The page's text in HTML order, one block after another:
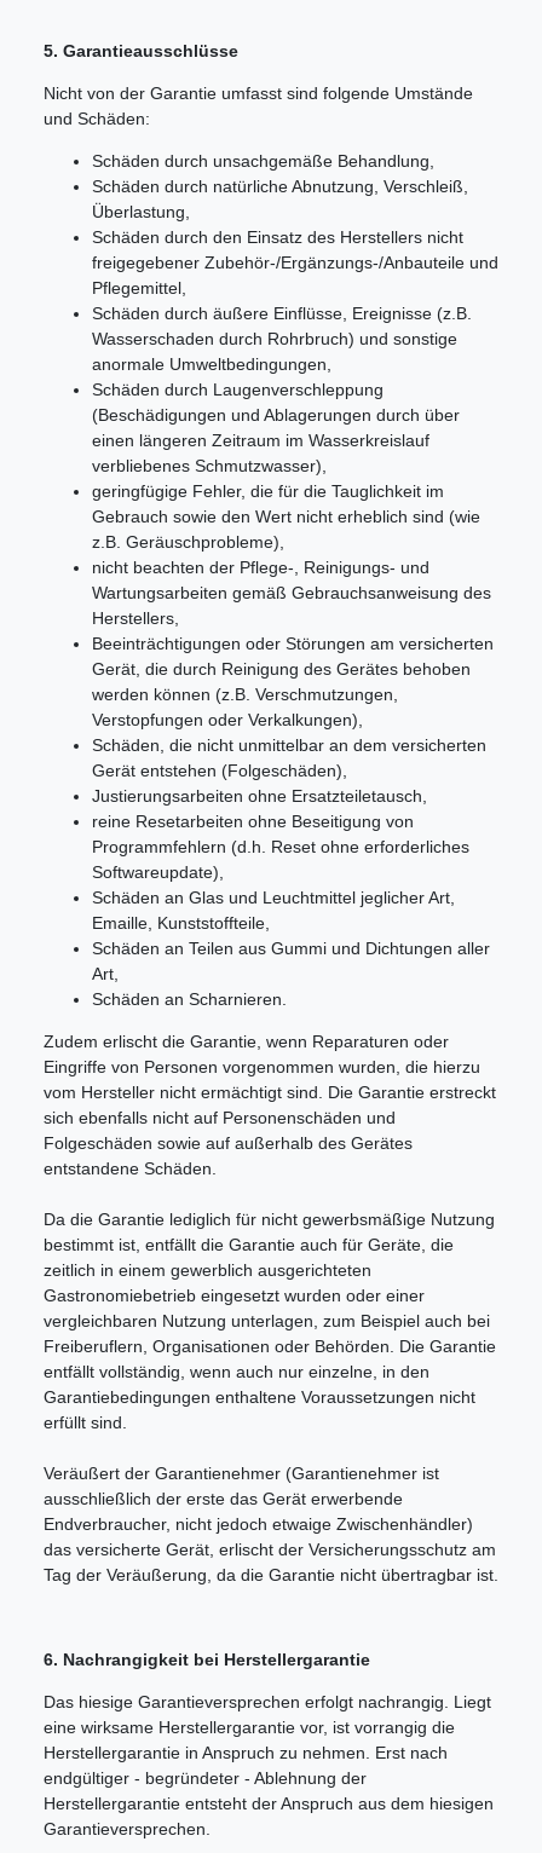
5. Garantieausschlüsse
Nicht von der Garantie umfasst sind folgende Umstände
und Schäden:
Schäden durch unsachgemäße Behandlung,
Schäden durch natürliche Abnutzung, Verschleiß,
Überlastung,
Schäden durch den Einsatz des Herstellers nicht
freigegebener Zubehör-/Ergänzungs-/Anbauteile und
Pflegemittel,
Schäden durch äußere Einflüsse, Ereignisse (z.B.
Wasserschaden durch Rohrbruch) und sonstige
anormale Umweltbedingungen,
Schäden durch Laugenverschleppung
(Beschädigungen und Ablagerungen durch über
einen längeren Zeitraum im Wasserkreislauf
verbliebenes Schmutzwasser),
geringfügige Fehler, die für die Tauglichkeit im
Gebrauch sowie den Wert nicht erheblich sind (wie
z.B. Geräuschprobleme),
nicht beachten der Pflege-, Reinigungs- und
Wartungsarbeiten gemäß Gebrauchsanweisung des
Herstellers,
Beeinträchtigungen oder Störungen am versicherten
Gerät, die durch Reinigung des Gerätes behoben
werden können (z.B. Verschmutzungen,
Verstopfungen oder Verkalkungen),
Schäden, die nicht unmittelbar an dem versicherten
Gerät entstehen (Folgeschäden),
Justierungsarbeiten ohne Ersatzteiletausch,
reine Resetarbeiten ohne Beseitigung von
Programmfehlern (d.h. Reset ohne erforderliches
Softwareupdate),
Schäden an Glas und Leuchtmittel jeglicher Art,
Emaille, Kunststoffteile,
Schäden an Teilen aus Gummi und Dichtungen aller
Art,
Schäden an Scharnieren.
Zudem erlischt die Garantie, wenn Reparaturen oder
Eingriffe von Personen vorgenommen wurden, die hierzu
vom Hersteller nicht ermächtigt sind. Die Garantie erstreckt
sich ebenfalls nicht auf Personenschäden und
Folgeschäden sowie auf außerhalb des Gerätes
entstandene Schäden.
Da die Garantie lediglich für nicht gewerbsmäßige Nutzung
bestimmt ist, entfällt die Garantie auch für Geräte, die
zeitlich in einem gewerblich ausgerichteten
Gastronomiebetrieb eingesetzt wurden oder einer
vergleichbaren Nutzung unterlagen, zum Beispiel auch bei
Freiberuflern, Organisationen oder Behörden. Die Garantie
entfällt vollständig, wenn auch nur einzelne, in den
Garantiebedingungen enthaltene Voraussetzungen nicht
erfüllt sind.
Veräußert der Garantienehmer (Garantienehmer ist
ausschließlich der erste das Gerät erwerbende
Endverbraucher, nicht jedoch etwaige Zwischenhändler)
das versicherte Gerät, erlischt der Versicherungsschutz am
Tag der Veräußerung, da die Garantie nicht übertragbar ist.
6. Nachrangigkeit bei Herstellergarantie
Das hiesige Garantieversprechen erfolgt nachrangig. Liegt
eine wirksame Herstellergarantie vor, ist vorrangig die
Herstellergarantie in Anspruch zu nehmen. Erst nach
endgültiger - begründeter - Ablehnung der
Herstellergarantie entsteht der Anspruch aus dem hiesigen
Garantieversprechen.